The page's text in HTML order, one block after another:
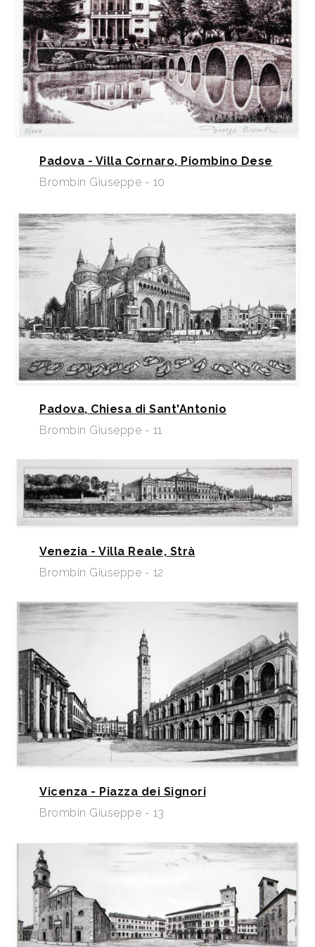
Padova - Villa Cornaro, Piombino Dese
Brombin Giuseppe - 10
Padova, Chiesa di Sant'Antonio
Brombin Giuseppe - 11
Venezia - Villa Reale, Strà
Brombin Giuseppe - 12
Vicenza - Piazza dei Signori
Brombin Giuseppe - 13